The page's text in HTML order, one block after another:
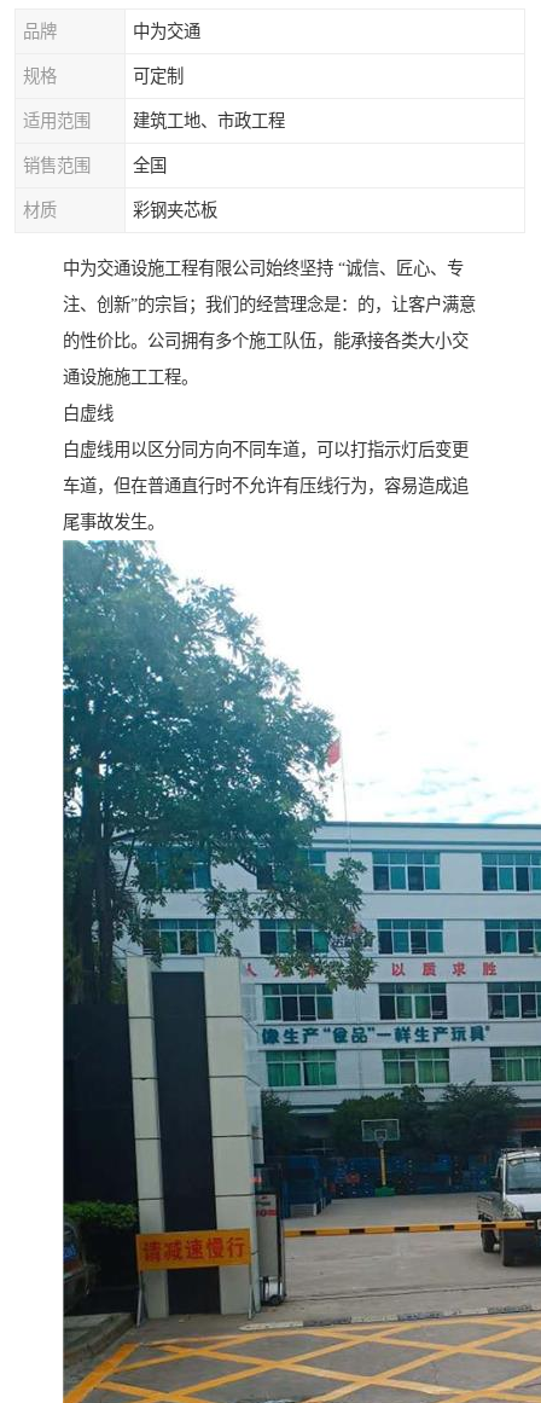
品牌 中为交通
规格 可定制
适用范围 建筑工地、市政工程
销售范围 全国
材质 彩钢夹芯板
中为交通设施工程有限公司始终坚持 “诚信、匠心、专
注、创新”的宗旨；我们的经营理念是：的，让客户满意
的性价比。公司拥有多个施工队伍，能承接各类大小交
通设施施工工程。
白虚线
白虚线用以区分同方向不同车道，可以打指示灯后变更
车道，但在普通直行时不允许有压线行为，容易造成追
尾事故发生。